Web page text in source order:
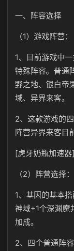
一、阵容选择
（1）游戏阵营：
1、目前游戏中
特殊阵容。普通
野之地、银白帝
域、异界来客。
2、这款游戏的
阵营异界来客目
[虎牙奶瓶加速器]
（2）阵营选择：
1、基因的基本
神域+1个深渊魔
加成。
2、四个普通阵